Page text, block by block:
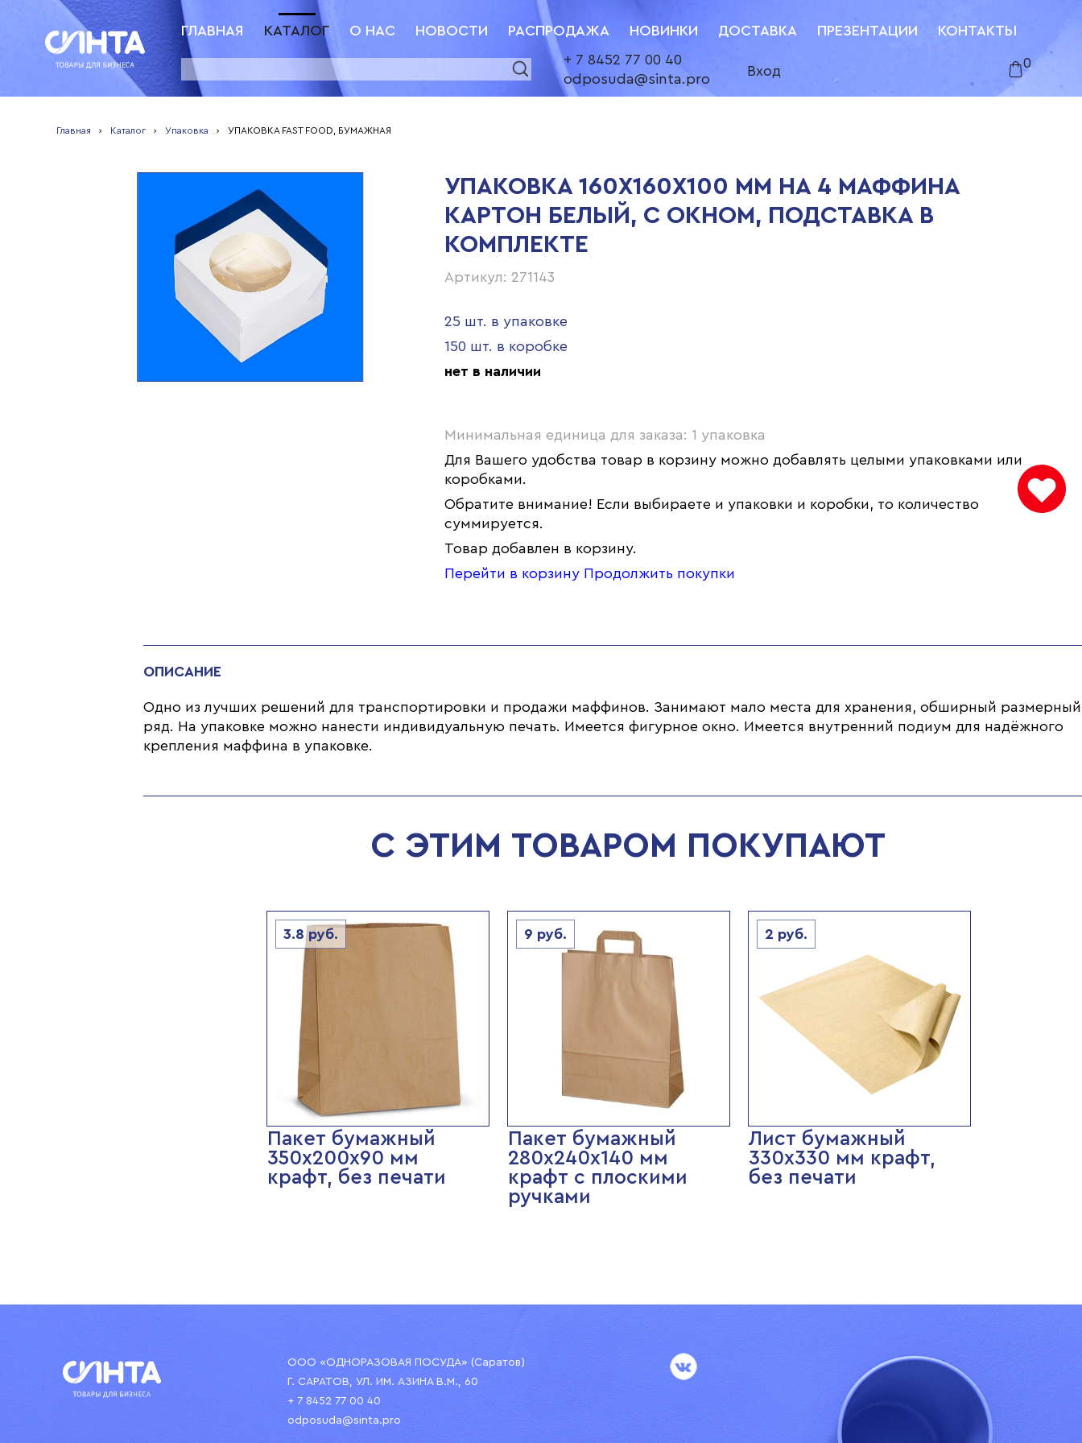
ГЛАВНАЯ КАТАЛОГ О НАС НОВОСТИ РАСПРОДАЖА НОВИНКИ ДОСТАВКА ПРЕЗЕНТАЦИИ
КОНТАКТЫ
+ 7 8452 77 00 40
odposuda@sinta.pro
Вход
0
Главная › Каталог › Упаковка › УПАКОВКА FAST FOOD, БУМАЖНАЯ
УПАКОВКА 160Х160Х100 ММ НА 4 МАФФИНА
КАРТОН БЕЛЫЙ, С ОКНОМ, ПОДСТАВКА В
КОМПЛЕКТЕ
Артикул: 271143
25 шт. в упаковке
150 шт. в коробке
нет в наличии
Минимальная единица для заказа: 1 упаковка
Для Вашего удобства товар в корзину можно добавлять целыми упаковками или
коробками.
Обратите внимание! Если выбираете и упаковки и коробки, то количество
суммируется.
Товар добавлен в корзину.
Перейти в корзину Продолжить покупки
ОПИСАНИЕ
Одно из лучших решений для транспортировки и продажи маффинов. Занимают мало места для хранения, обширный размерный
ряд. На упаковке можно нанести индивидуальную печать. Имеется фигурное окно. Имеется внутренний подиум для надёжного
крепления маффина в упаковке.
С ЭТИМ ТОВАРОМ ПОКУПАЮТ
3.8руб.
Пакет бумажный
350х200х90 мм
крафт, без печати
9 руб.
Пакет бумажный
280х240х140 мм
крафт с плоскими
ручками
2 руб.
Лист бумажный
330х330 мм крафт,
без печати
ООО «ОДНОРАЗОВАЯ ПОСУДА» (Саратов)
Г. САРАТОВ, УЛ. ИМ. АЗИНА В.М., 60
+ 7 8452 77 00 40
odposuda@sinta.pro